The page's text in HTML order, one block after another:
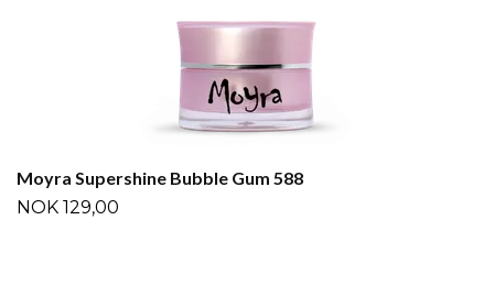
Moyra Supershine Bubble Gum 588
NOK 129,00